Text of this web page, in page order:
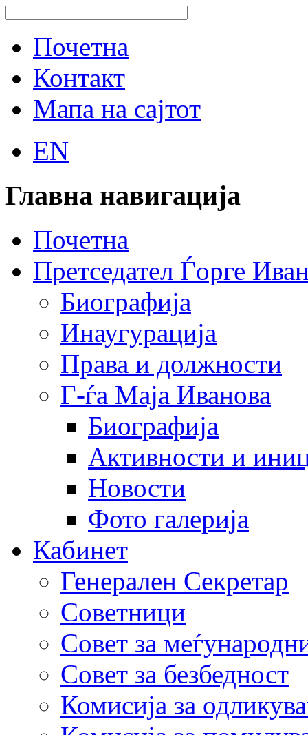
Почетна
Контакт
Мапа на сајтот
EN
Главна навигација
Почетна
Претседател Ѓорге
Биографија
Инаугурација
Права и должности
Г-ѓа Маја Иванова
Биографија
Активности и
Новости
Фото галерија
Кабинет
Генерален Секретар
Советници
Совет за
Совет за безбедност
Комисија за